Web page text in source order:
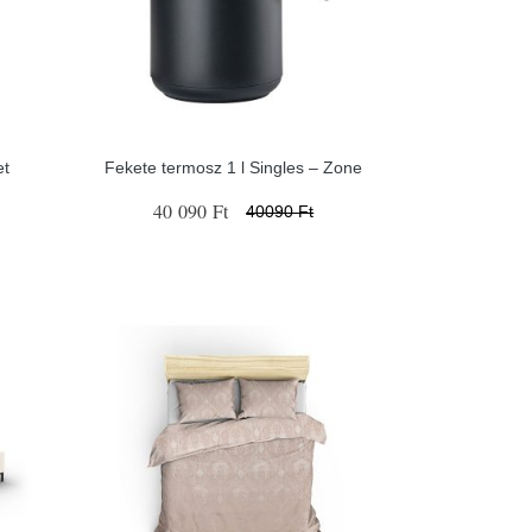
Fekete termosz 1 l Singles – Zone
40 090 Ft 40090 Ft